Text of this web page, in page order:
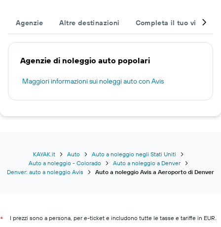
Agenzie Altre destinazioni Completa il tuo viaggio
Agenzie di noleggio auto popolari
Maggiori informazioni sui noleggi auto con Avis
KAYAK.it Auto
Auto a noleggio negli Stati Uniti
Auto a noleggio - Colorado
Auto a noleggio a Denver
Denver: auto a noleggio Avis
Auto a noleggio Avis a Aeroporto di Denver
*
I prezzi sono a persona, per e-ticket e includono tutte le tasse e tariffe in EUR.